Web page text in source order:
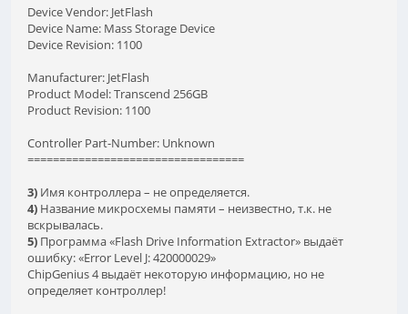
Device Vendor: JetFlash
Device Name: Mass Storage Device
Device Revision: 1100
Manufacturer: JetFlash
Product Model: Transcend 256GB
Product Revision: 1100
Controller Part-Number: Unknown
==================================
3) Имя контроллера – не определяется.
4) Название микросхемы памяти – неизвестно, т.к. не
вскрывалась.
5) Программа «Flash Drive Information Extractor» выдаёт
ошибку: «Error Level J: 420000029»
ChipGenius 4 выдаёт некоторую информацию, но не
определяет контроллер!